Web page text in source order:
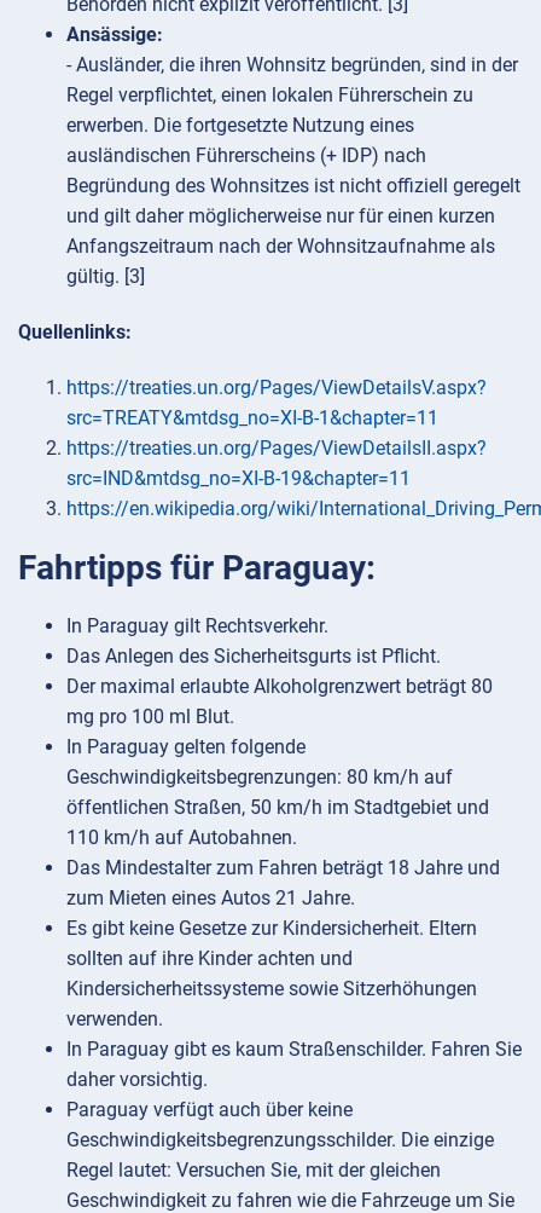
Ansässige:
- Ausländer, die ihren Wohnsitz begründen, sind in der
Regel verpflichtet, einen lokalen Führerschein zu
erwerben. Die fortgesetzte Nutzung eines
ausländischen Führerscheins (+ IDP) nach
Begründung des Wohnsitzes ist nicht offiziell geregelt
und gilt daher möglicherweise nur für einen kurzen
Anfangszeitraum nach der Wohnsitzaufnahme als
gültig. [3]
Quellenlinks:
https://treaties.un.org/Pages/ViewDetailsV.aspx?
src=TREATY&mtdsg_no=XI-B-1&chapter=11
https://treaties.un.org/Pages/ViewDetailsII.aspx?
src=IND&mtdsg_no=XI-B-19&chapter=11
https://en.wikipedia.org/wiki/
Fahrtipps für Paraguay:
In Paraguay gilt Rechtsverkehr.
Das Anlegen des Sicherheitsgurts ist Pflicht.
Der maximal erlaubte Alkoholgrenzwert beträgt 80
mg pro 100 ml Blut.
In Paraguay gelten folgende
Geschwindigkeitsbegrenzungen: 80 km/h auf
öffentlichen Straßen, 50 km/h im Stadtgebiet und
110 km/h auf Autobahnen.
Das Mindestalter zum Fahren beträgt 18 Jahre und
zum Mieten eines Autos 21 Jahre.
Es gibt keine Gesetze zur Kindersicherheit. Eltern
sollten auf ihre Kinder achten und
Kindersicherheitssysteme sowie Sitzerhöhungen
verwenden.
In Paraguay gibt es kaum Straßenschilder. Fahren Sie
daher vorsichtig.
Paraguay verfügt auch über keine
Geschwindigkeitsbegrenzungsschilder. Die einzige
Regel lautet: Versuchen Sie, mit der gleichen
Geschwindigkeit zu fahren wie die Fahrzeuge um Sie